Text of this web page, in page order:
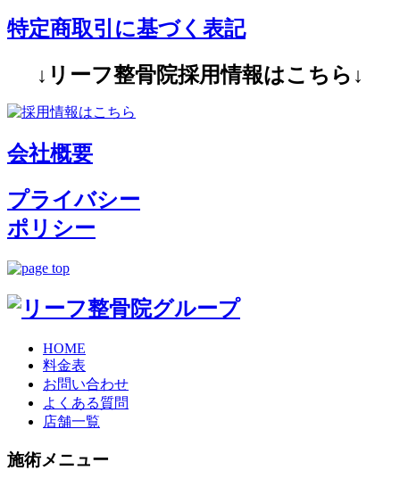
特定商取引に基づく表記
↓リーフ整骨院採用情報はこちら↓
会社概要
プライバシー
ポリシー
HOME
料金表
お問い合わせ
よくある質問
店舗一覧
施術メニュー